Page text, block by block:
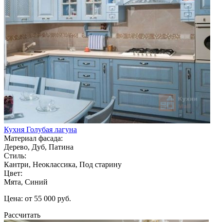
Кухня Голубая лагуна
Материал фасада:
Дерево, Дуб, Патина
Стиль:
Кантри, Неоклассика, Под старину
Цвет:
Мята, Синий
Цена: от 55 000 руб.
Рассчитать